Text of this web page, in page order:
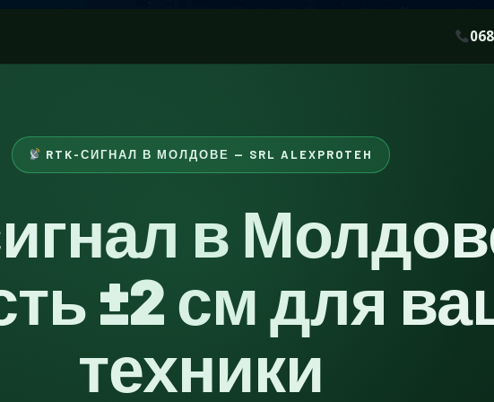
RTK-СИГНАЛ В МОЛДОВЕ — SRL ALEXPROTEH
в
±2 смдля
техники